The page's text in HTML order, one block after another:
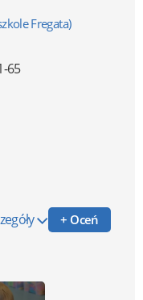
Fregata)
65
+ Oceń